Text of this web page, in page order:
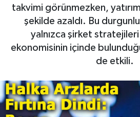
takvimi görünmezken,
şekilde azaldı. Bu
yalnızca şirket
ekonomisinin içinde
de etkili.
Asayiş
Magazin
Spor
Eğitim